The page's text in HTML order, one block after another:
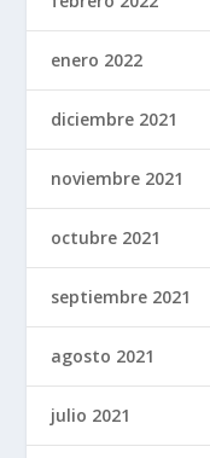
enero 2022
diciembre 2021
noviembre 2021
octubre 2021
septiembre 2021
agosto 2021
julio 2021